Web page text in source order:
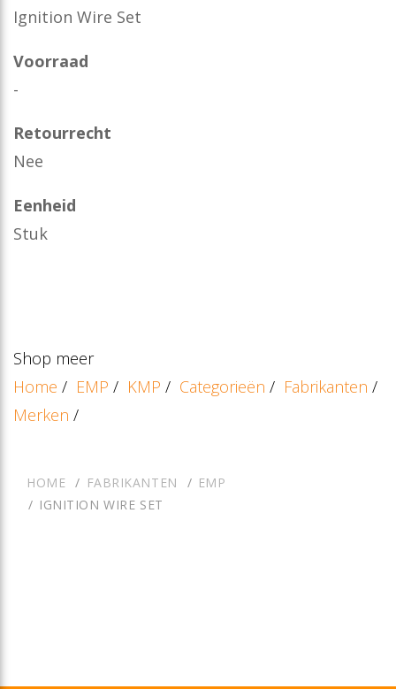
Ignition Wire Set
Voorraad
-
Retourrecht
Nee
Eenheid
Stuk
Shop meer
Home / EMP / KMP / Categorieën / Fabrikanten /
Merken /
HOME FABRIKANTEN
EMP
IGNITION WIRE SET